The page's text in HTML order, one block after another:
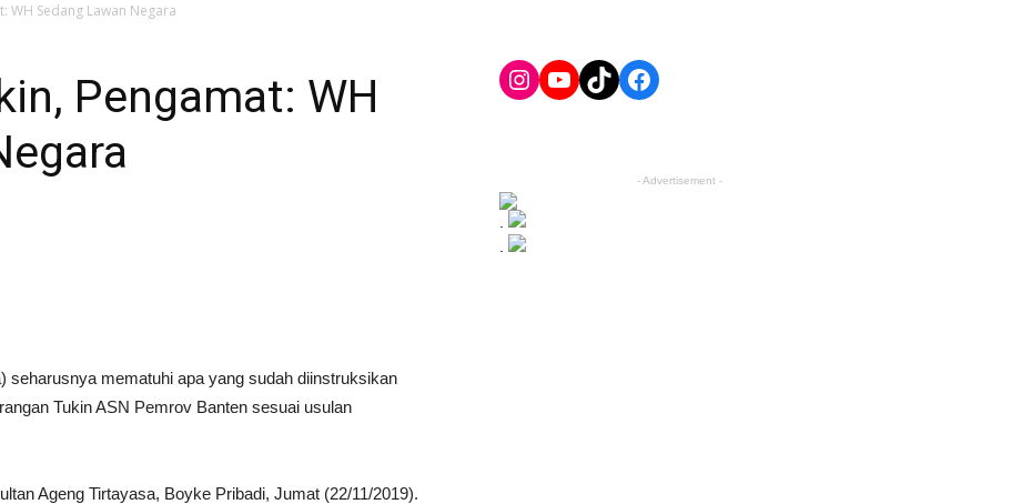
WH Sedang Lawan Negara
Pengamat: WH
seharusnya mematuhi apa yang sudah diinstruksikan
Tukin ASN Pemrov Banten sesuai usulan
Ageng Tirtayasa, Boyke Pribadi, Jumat (22/11/2019).
Instagram
YouTube
TikTokFacebook
- Advertisement -